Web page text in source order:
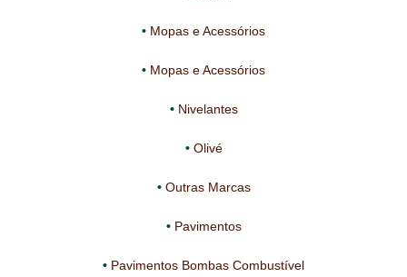
Mopas e Acessórios
Mopas e Acessórios
Nivelantes
Olivé
Outras Marcas
Pavimentos
Pavimentos Bombas Combustível